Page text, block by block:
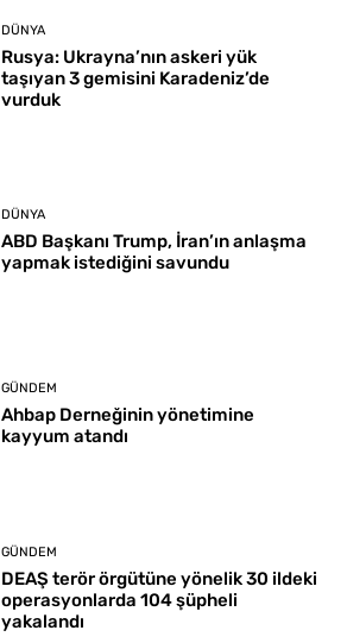
DÜNYA
Rusya: Ukrayna’nın askeri yük
taşıyan 3 gemisini Karadeniz’de
vurduk
DÜNYA
ABD Başkanı Trump, İran’ın anlaşma
yapmak istediğini savundu
GÜNDEM
Ahbap Derneğinin yönetimine
kayyum atandı
GÜNDEM
DEAŞ terör örgütüne yönelik 30 ildeki
operasyonlarda 104 şüpheli
yakalandı